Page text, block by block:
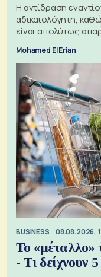
Η αντίδραση
αδικαιολόγητη,
είναι απολύτως
Mohamed El Erian
BUSINESS 08.08.2026,
Το «μέταλλο»
- Τι δείχνουν